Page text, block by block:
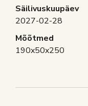
Säilivuskuupäev
2027-02-28
Mõõtmed
190x50x250